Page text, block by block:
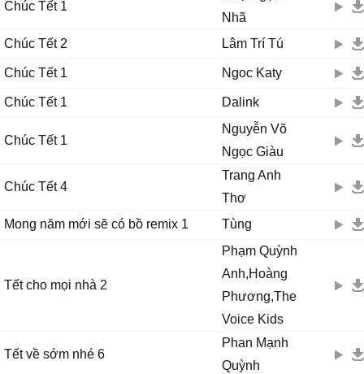
Chúc Tết 1
Nhã
Chúc Tết 2
Lâm Trí Tú
Chúc Tết 1 Ngoc Katy
Chúc Tết 1 Dalink
Chúc Tết 1
Nguyễn Võ
Ngọc Giàu
Chúc Tết 4
Trang Anh
Thơ
Mong năm mới sẽ có bồ remix 1
Tùng
Tết cho mọi nhà 2
Phạm Quỳnh
Anh,Hoàng
Phương,The
Voice Kids
Tết về sớm nhé 6
Phan Mạnh
Quỳnh